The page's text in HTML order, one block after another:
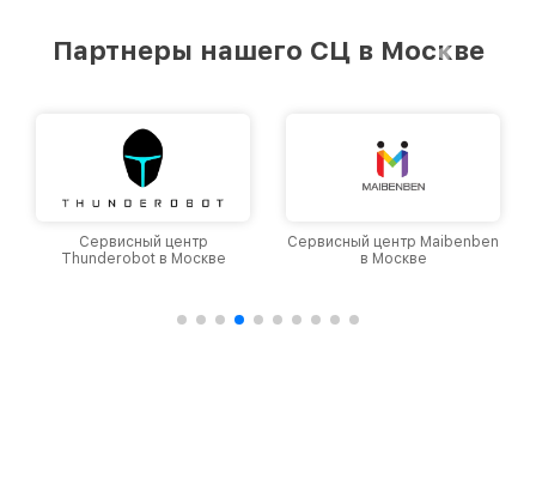
Партнеры нашего СЦ в Москве
Сервисный центр
Thunderobot в Москве
Сервисный центр Maibenben
в Москве